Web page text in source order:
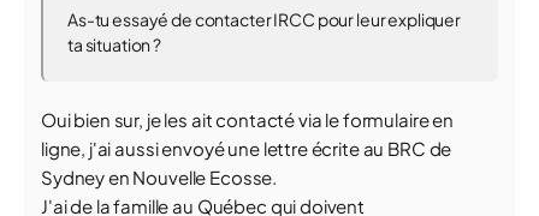
As-tu essayé de contacter IRCC pour leur expliquer
ta situation ?
Oui bien sur, je les ait contacté via le formulaire en
ligne, j'ai aussi envoyé une lettre écrite au BRC de
Sydney en Nouvelle Ecosse.
J'ai de la famille au Québec qui doivent